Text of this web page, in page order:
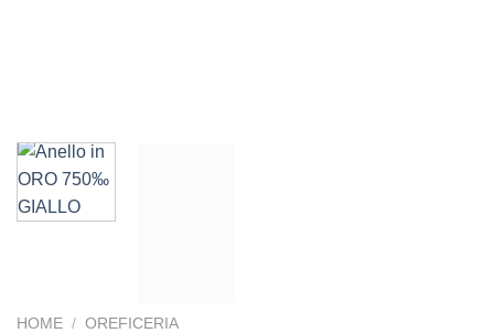
HOME / OREFICERIA